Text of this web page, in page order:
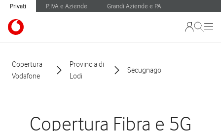
Privati P.IVA e Aziende Grandi Aziende e PA
Copertura
Vodafone
Provincia di
Lodi
Secugnago
Copertura Fibra e 5G